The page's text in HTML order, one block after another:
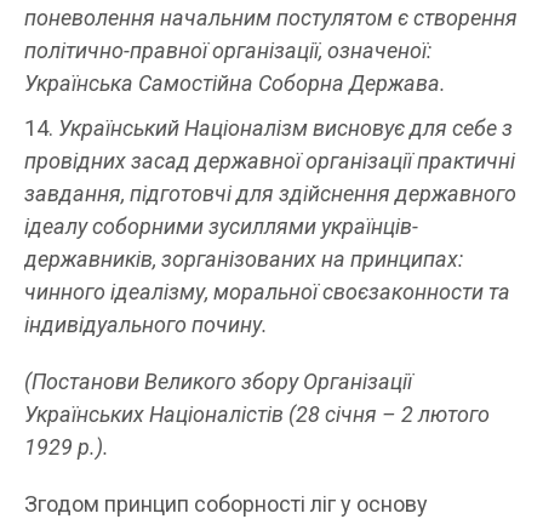
поневолення начальним постулятом є створення
політично-правної організації, означеної:
Українська Самостійна Соборна Держава.
Український Націоналізм висновує для себе з
провідних засад державної організації практичні
завдання, підготовчі для здійснення державного
ідеалу соборними зусиллями українців-
державників, зорганізованих на принципах:
чинного ідеалізму, моральної своєзаконности та
індивідуального почину.
(Постанови Великого збору Організації
Українських Націоналістів (28 січня – 2 лютого
1929 р.).
Згодом принцип соборності ліг у основу